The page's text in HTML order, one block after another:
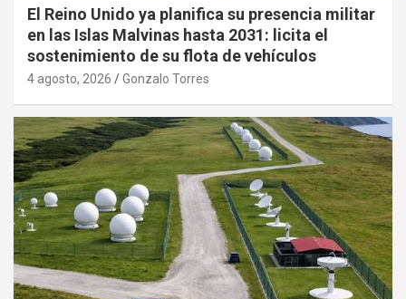
El Reino Unido ya planifica su presencia militar
en las Islas Malvinas hasta 2031: licita el
sostenimiento de su flota de vehículos
4 agosto, 2026 Gonzalo Torres